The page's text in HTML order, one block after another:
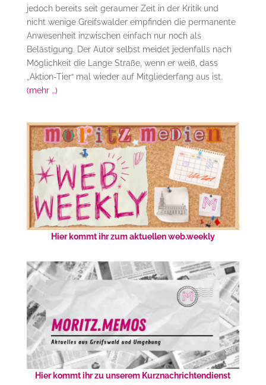
jedoch bereits seit geraumer Zeit in der Kritik und
nicht wenige Greifswalder empfinden die permanente
Anwesenheit inzwischen einfach nur noch als
Belästigung. Der Autor selbst meidet jedenfalls nach
Möglichkeit die Lange Straße, wenn er weiß, dass
„Aktion-Tier“ mal wieder auf Mitgliederfang aus ist.
(mehr …)
Hier kommt ihr zum aktuellen web.weekly
Hier kommt ihr zu unserem Kurznachrichtendienst